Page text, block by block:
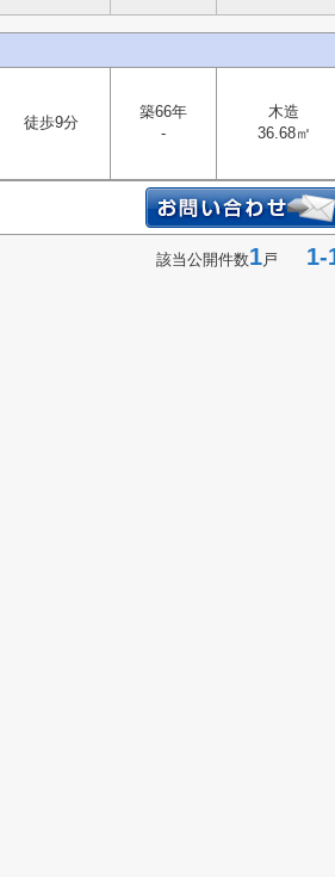
徒歩9分
築66年
-
木造
36.68㎡
該当公開件数1戸 1-